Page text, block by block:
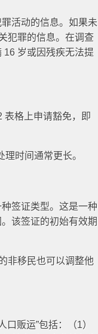
活动的信息。如果未
犯罪的信息。在调查
16 岁或因残疾无法提
表格上申请豁免，即
时间通常更长。
签证类型。这是一种
该签证的初始有效期
非移民也可以调整他
口贩运”包括：（1）